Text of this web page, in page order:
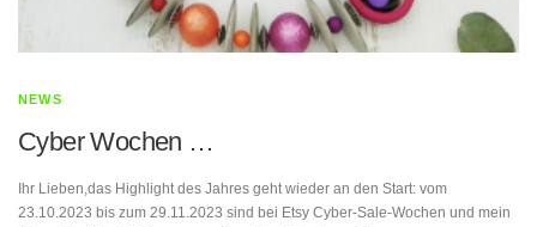
NEWS
Cyber Wochen …
Ihr Lieben,das Highlight des Jahres geht wieder an den Start: vom
23.10.2023 bis zum 29.11.2023 sind bei Etsy Cyber-Sale-Wochen und mein